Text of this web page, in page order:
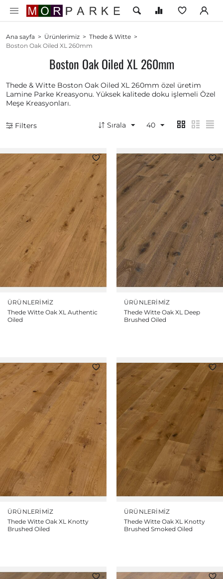
Ana sayfa > Ürünlerimiz > Thede & Witte >
Boston Oak Oiled XL 260mm
Boston Oak Oiled XL 260mm
Thede & Witte Boston Oak Oiled XL 260mm özel üretim
Lamine Parke Kreasyonu. Yüksek kalitede doku işlemeli Özel
Meşe Kreasyonları.
Filters Sırala 40
ÜRÜNLERIMIZ
Thede Witte Oak XL Authentic
Oiled
ÜRÜNLERIMIZ
Thede Witte Oak XL Deep
Brushed Oiled
ÜRÜNLERIMIZ
Thede Witte Oak XL Knotty
Brushed Oiled
ÜRÜNLERIMIZ
Thede Witte Oak XL Knotty
Brushed Smoked Oiled